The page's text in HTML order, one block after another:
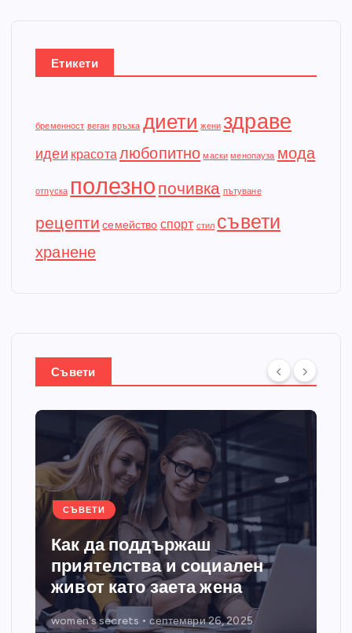
Етикети
бременност веган връзка диети жени здраве
идеи красоталюбопитно маски менопауза мода
отпуска полезно почивка пътуване
рецепти семейство спорт стил съвети
хранене
Съвети
СЪВЕТИ
Как да поддържаш
приятелства и социален
живот като заета жена
women's secrets септември 26, 2025